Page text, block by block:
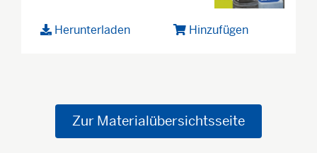
Herunterladen Hinzufügen
Zur Materialübersichtsseite